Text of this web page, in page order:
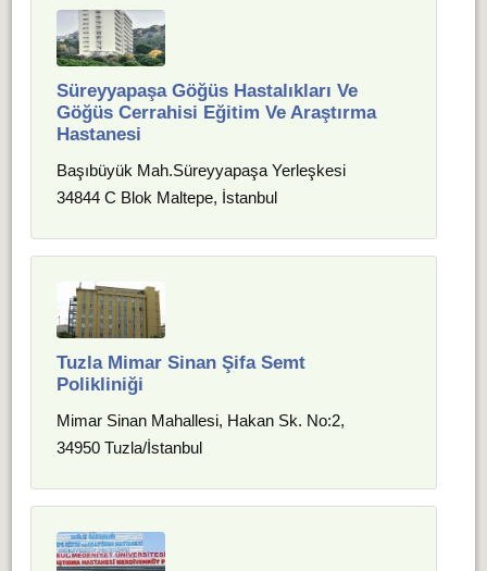
Süreyyapaşa Göğüs Hastalıkları Ve
Göğüs Cerrahisi Eğitim Ve Araştırma
Hastanesi
Başıbüyük Mah.Süreyyapaşa Yerleşkesi
34844 C Blok Maltepe, İstanbul
Tuzla Mimar Sinan Şifa Semt
Polikliniği
Mimar Sinan Mahallesi, Hakan Sk. No:2,
34950 Tuzla/İstanbul